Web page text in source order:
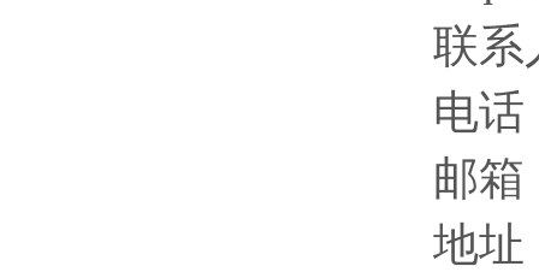
联系
电话：
邮箱：
地址：